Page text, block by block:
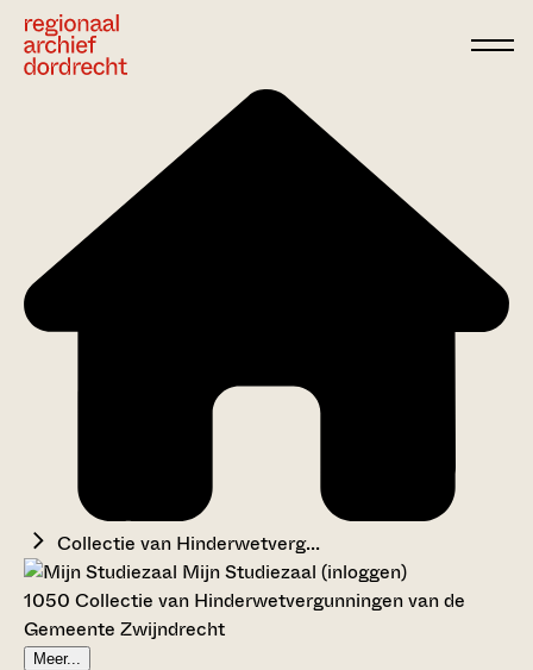
Collectie van Hinderwetverg...
Mijn Studiezaal (inloggen)
1050 Collectie van Hinderwetvergunningen van de
Gemeente Zwijndrecht
Meer...